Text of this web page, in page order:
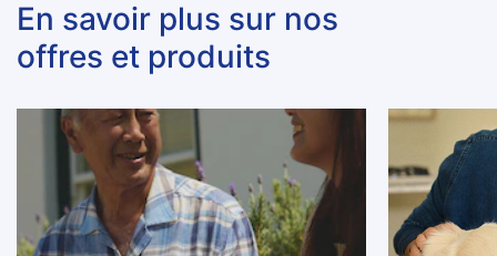
En savoir plus sur nos
offres et produits